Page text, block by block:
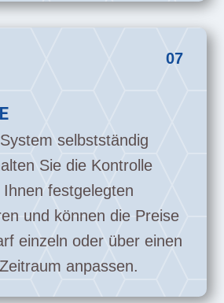
07
selbstständig
Sie die Kontrolle
festgelegten
und können die Preise
einzeln oder über einen
anpassen.